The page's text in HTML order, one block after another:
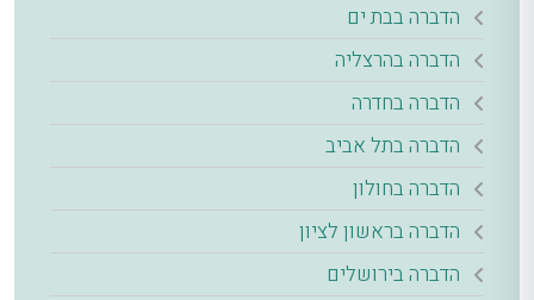
הדברה בבת ים
הדברה בהרצליה
הדברה בחדרה
הדברה בתל אביב
הדברה בחולון
הדברה בראשון לציון
הדברה בירושלים